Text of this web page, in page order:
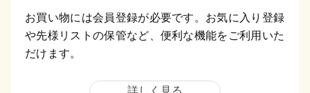
お買い物には会員登録が必要です。お気に入り登録
や先様リストの保管など、便利な機能をご利用いた
だけます。
詳しく見る